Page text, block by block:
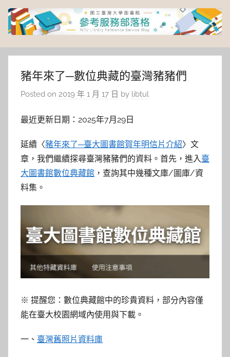
Skip
content
臺
灣
大
學
圖
書
館
參
考
服
務
部
豬年來了─數位典藏的臺灣豬豬們
Posted on 2019 年 1 月 17 日 by libtul
最近更新日期：2025年7月29日
延續〈豬年來了─臺大圖書館賀年明信片介紹〉文
章，我們繼續探尋臺灣豬豬們的資料。首先，進入臺
大圖書館數位典藏館 ，查詢其中幾種文庫/圖庫/資
料集。
※ 提醒您：數位典藏館中的珍貴資料，部分內容僅
能在臺大校園網域內使用與下載。
一、 臺灣舊照片資料庫